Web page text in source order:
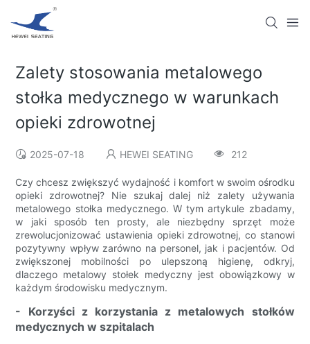
Zalety stosowania metalowego
stołka medycznego w warunkach
opieki zdrowotnej
2025-07-18 HEWEI SEATING 212
Czy chcesz zwiększyć wydajność i komfort w swoim ośrodku
opieki zdrowotnej? Nie szukaj dalej niż zalety używania
metalowego stołka medycznego. W tym artykule zbadamy,
w jaki sposób ten prosty, ale niezbędny sprzęt może
zrewolucjonizować ustawienia opieki zdrowotnej, co stanowi
pozytywny wpływ zarówno na personel, jak i pacjentów. Od
zwiększonej mobilności po ulepszoną higienę, odkryj,
dlaczego metalowy stołek medyczny jest obowiązkowy w
każdym środowisku medycznym.
- Korzyści z korzystania z metalowych stołków
medycznych w szpitalach